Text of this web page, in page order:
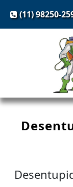
(11) 98250-